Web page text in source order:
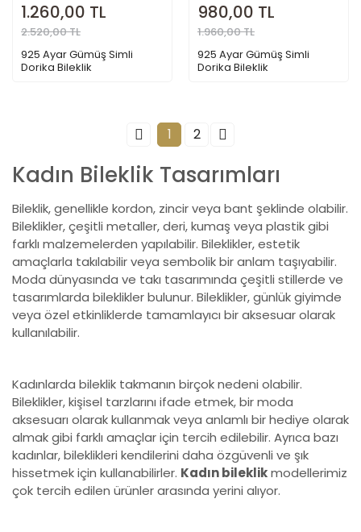
1.260,00 TL
2.520,00 TL
925 Ayar Gümüş Simli
Dorika Bileklik
980,00 TL
1.960,00 TL
925 Ayar Gümüş Simli
Dorika Bileklik
1 2
Kadın Bileklik Tasarımları
Bileklik, genellikle kordon, zincir veya bant şeklinde olabilir.
Bileklikler, çeşitli metaller, deri, kumaş veya plastik gibi
farklı malzemelerden yapılabilir. Bileklikler, estetik
amaçlarla takılabilir veya sembolik bir anlam taşıyabilir.
Moda dünyasında ve takı tasarımında çeşitli stillerde ve
tasarımlarda bileklikler bulunur. Bileklikler, günlük giyimde
veya özel etkinliklerde tamamlayıcı bir aksesuar olarak
kullanılabilir.
Kadınlarda bileklik takmanın birçok nedeni olabilir.
Bileklikler, kişisel tarzlarını ifade etmek, bir moda
aksesuarı olarak kullanmak veya anlamlı bir hediye olarak
almak gibi farklı amaçlar için tercih edilebilir. Ayrıca bazı
kadınlar, bileklikleri kendilerini daha özgüvenli ve şık
hissetmek için kullanabilirler. Kadın bileklikmodellerimiz
çok tercih edilen ürünler arasında yerini alıyor.